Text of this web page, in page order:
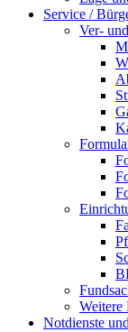
Service /
Ver-
Weitere
Notdienste